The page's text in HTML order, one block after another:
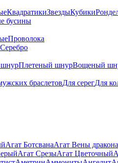
КвадратикиЗвездыКубики
бусины
Проволока
Серебро
Плетеный шнурВощеный
браслетовДля серегДля
Агат БотсванаАгат Вены дракона
Агат СрезыАгат Цветочный